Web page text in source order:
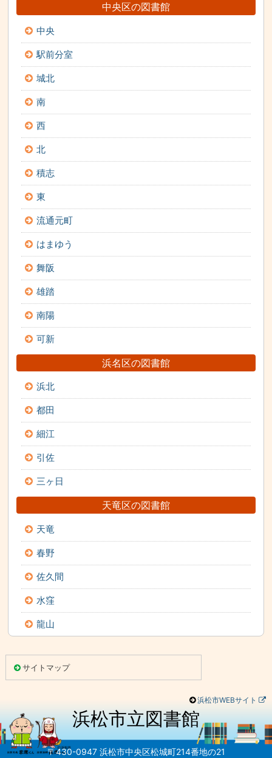
中央区の図書館
中央
駅前分室
城北
南
西
北
積志
東
流通元町
はまゆう
舞阪
雄踏
南陽
可新
浜名区の図書館
浜北
都田
細江
引佐
三ヶ日
天竜区の図書館
天竜
春野
佐久間
水窪
龍山
れ
以
降
は
サイトマップ
浜松市WEBサイト
浜松市立図書館
〒430-0947 浜松市中央区松城町214番地の21